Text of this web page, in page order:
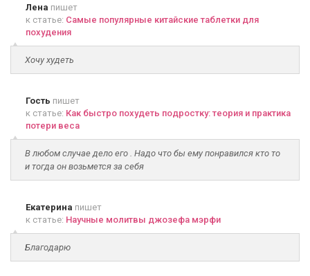
Лена пишет
к статье: Самые популярные китайские таблетки для
похудения
Хочу худеть
Гость пишет
к статье: Как быстро похудеть подростку: теория и практика
потери веса
В любом случае дело его . Надо что бы ему понравился кто то
и тогда он возьмется за себя
Екатерина пишет
к статье: Научные молитвы джозефа мэрфи
Благодарю